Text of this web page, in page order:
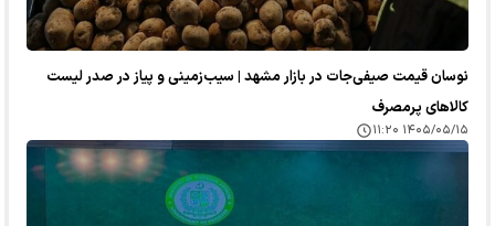
نوسان قیمت صیفی‌جات در بازار مشهد | سیب‌زمینی و پیاز در صدر لیست
کالا‌های پرمصرف
۱۴۰۵/۰۵/۱۵ ۱۱:۲۰